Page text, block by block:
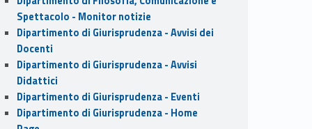
Spettacolo - Monitor notizie
Dipartimento di Giurisprudenza - Avvisi dei
Docenti
Dipartimento di Giurisprudenza - Avvisi
Didattici
Dipartimento di Giurisprudenza - Eventi
Dipartimento di Giurisprudenza - Home